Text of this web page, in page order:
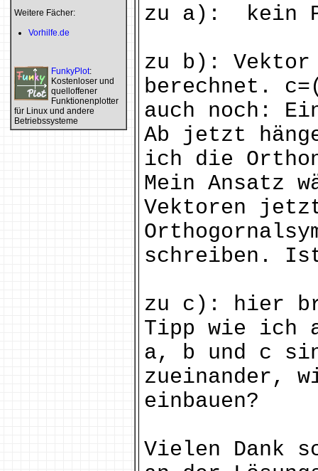
Weitere Fächer:
Vorhilfe.de
FunkyPlot:
Kostenloser und
quelloffener
Funktionenplotter
für Linux und andere
Betriebssysteme
zu a): kein
zu b): Vektor
berechnet.
auch noch:
Ab jetzt
ich die
Mein Ansatz
Vektoren
schreiben.
zu c): hier
Tipp wie ich
a, b und c
zueinander,
einbauen?
Vielen Dank